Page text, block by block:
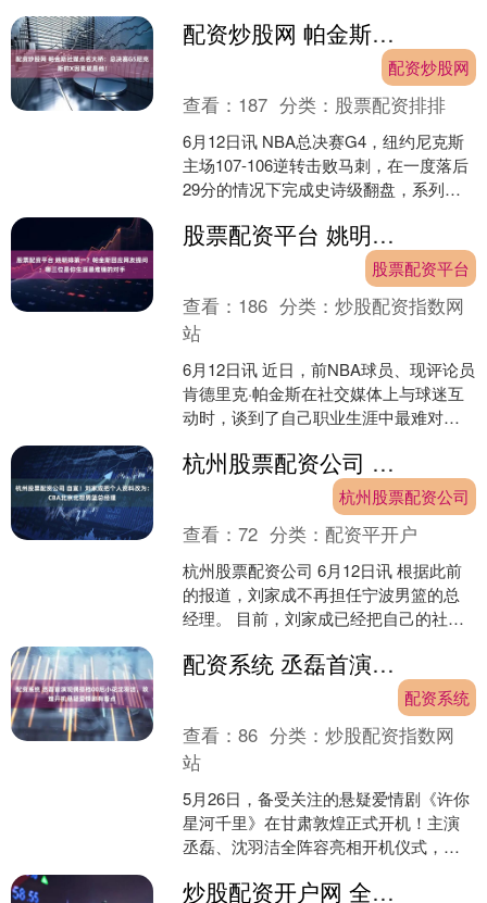
对等降税等合作。双....
配资炒股网 帕金斯社媒点名大桥：总决赛G5尼克斯的X因素就是他！
配资炒股网
查看： 187 分类： 股票配资排排
6月12日讯 NBA总决赛G4，纽约尼克斯
主场107-106逆转击败马刺，在一度落后
29分的情况下完成史诗级翻盘，系列赛
于....
股票配资平台 姚明排第一？帕金斯回应网友提问：哪三位是你生涯最难缠的对手
股票配资平台
查看： 186 分类：炒股配资指数网
站
6月12日讯 近日，前NBA球员、现评论员
肯德里克·帕金斯在社交媒体上与球迷互
动时，谈到了自己职业生涯中最难对付
生涯中最难....
杭州股票配资公司 自宣！刘家成把个人资料改为：CBA北京北控男篮总经理
杭州股票配资公司
查看：72 分类：配资平开户
杭州股票配资公司 6月12日讯 根据此前
的报道，刘家成不再担任宁波男篮的总
经理。 目前，刘家成已经把自己的社媒
成。 相关阅读....
配资系统 丞磊首演现偶搭档00后小花沈羽洁，敦煌开机悬疑爱情剧有看点
配资系统
查看：86 分类：炒股配资指数网
站
5月26日，备受关注的悬疑爱情剧《许你
星河千里》在甘肃敦煌正式开机！主演
丞磊、沈羽洁全阵容亮相开机仪式，两
拉满。 更令人兴奋的....
炒股配资开户网 全员实力派集结！丞磊沈羽洁新悬疑言情剧正式开机